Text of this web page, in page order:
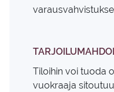
Tiloihin voi tuoda
vuokraaja